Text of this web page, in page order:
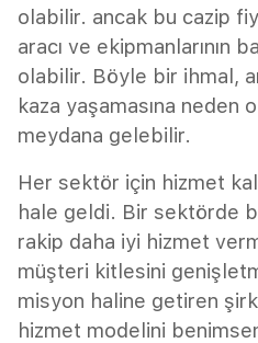
olabilir. ancak bu cazip
aracı ve ekipmanlarının
olabilir. Böyle bir ihmal,
kaza yaşamasına neden
meydana gelebilir.
Her sektör için hizmet
hale geldi. Bir sektörde
rakip daha iyi hizmet
müşteri kitlesini
misyon haline getiren
hizmet modelini